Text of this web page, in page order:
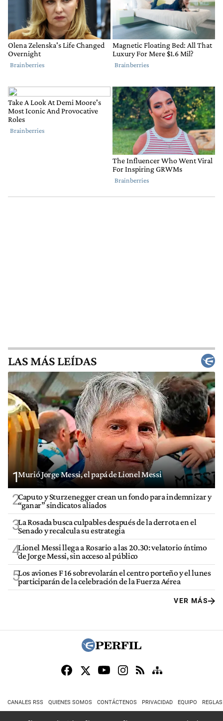
LAS MÁS LEÍDAS
1Murió Jorge Messi, el papá de Lionel Messi
2Caputo y Sturzenegger crean un fondo para indemnizar y
“ganar” sindicatos aliados
3La Rosada busca culpables después de la derrota en el
Senado y recalcula su estrategia
4Lionel Messi llega a Rosario a las 20.30: velatorio íntimo
de Jorge Messi, sin acceso al público
5Los aviones F 16 sobrevolarán el centro porteño y el lunes
participarán de la celebración de la Fuerza Aérea
VER MÁS
CANALES RSS QUIENES SOMOS CONTÁCTENOS PRIVACIDAD EQUIPO